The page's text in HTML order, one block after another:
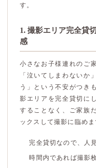
す。
1. 撮影エリア完全貸
感
小さなお子様連れのご
「泣いてしまわないか
う」という不安がつき
影エリアを完全貸切に
することなく、ご家族
ックスして撮影に臨めま
完全貸切なので、人
時間内であれば撮影